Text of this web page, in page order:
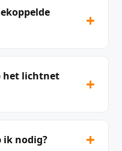
+
het lichtnet
+
ik nodig? +